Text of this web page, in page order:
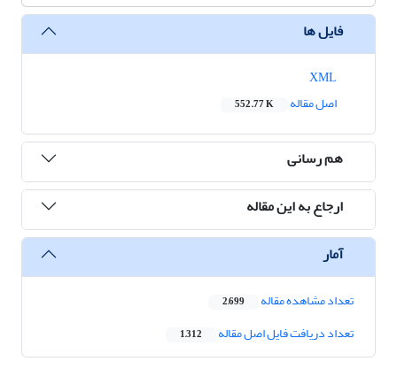
فایل ها
اصل مقاله
552.77 K
هم رسانی
ارجاع به این مقاله
آمار
تعداد مشاهده مقاله 2,699
تعداد دریافت فایل اصل مقاله 1,312